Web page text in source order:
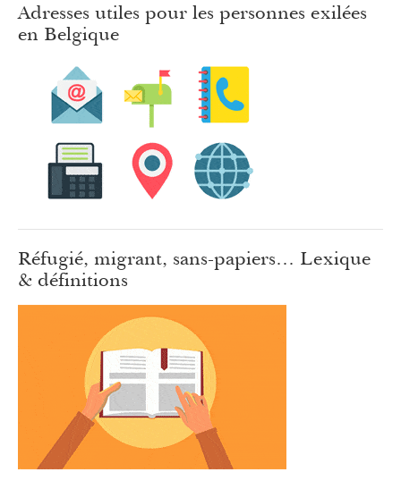
Adresses utiles pour les personnes exilées
en Belgique
Réfugié, migrant, sans-papiers… Lexique
& définitions